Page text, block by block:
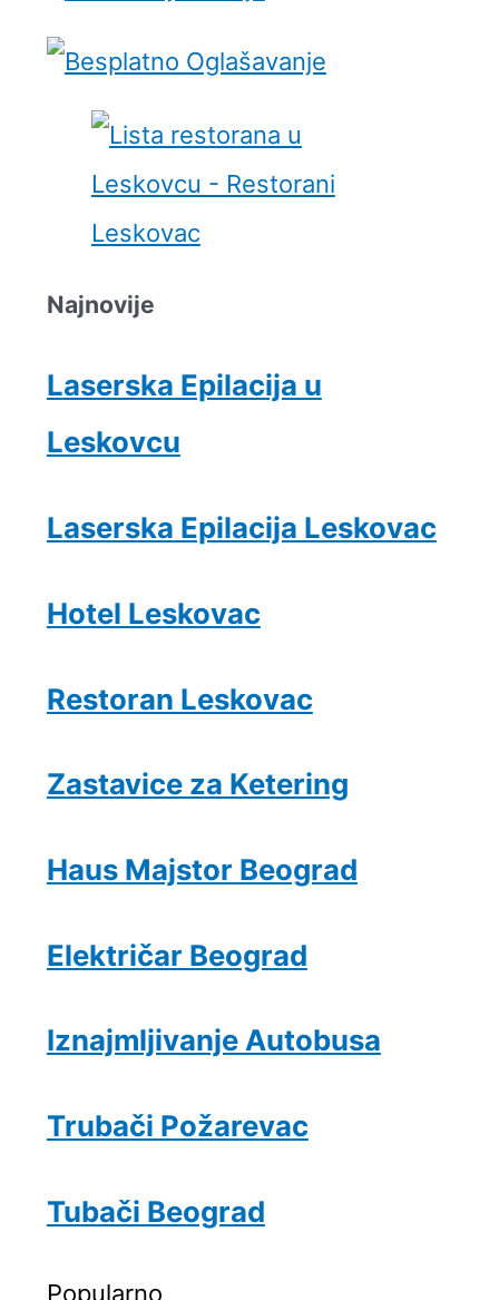
Najnovije
Laserska Epilacija u
Leskovcu
Laserska Epilacija Leskovac
Hotel Leskovac
Restoran Leskovac
Zastavice za Ketering
Haus Majstor Beograd
Električar Beograd
Iznajmljivanje Autobusa
Trubači Požarevac
Tubači Beograd
Popularno